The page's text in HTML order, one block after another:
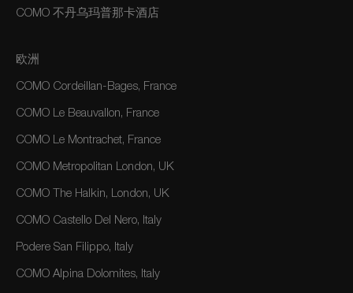
COMO 不丹乌玛普那卡酒店
欧洲
COMO Cordeillan-Bages, France
COMO Le Beauvallon, France
COMO Le Montrachet, France
COMO Metropolitan London, UK
COMO The Halkin, London, UK
COMO Castello Del Nero, Italy
Podere San Filippo, Italy
COMO Alpina Dolomites, Italy